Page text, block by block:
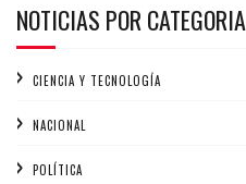
NOTICIAS POR CATEGORIA
CIENCIA Y TECNOLOGÍA
NACIONAL
POLÍTICA